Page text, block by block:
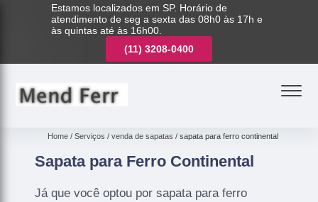
Estamos localizados em SP. Horário de
atendimento de seg a sexta das 08h0 às 17h e
às quintas até às 16h00.
(11) 3208-0400
Home Serviços venda de sapatas sapata para ferro continental
Sapata para Ferro Continental
Já que você optou por sapata para ferro